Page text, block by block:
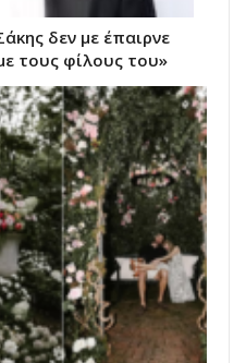
δεν με έπαιρνε
τους φίλους του»